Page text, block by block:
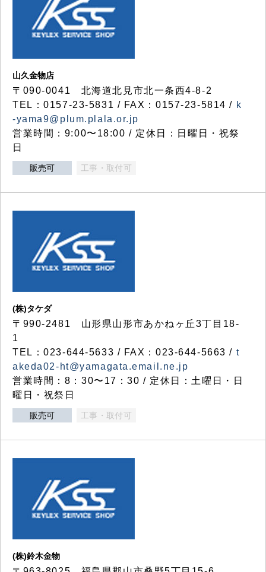
山久金物店
〒090-0041 北海道北見市北一条西4-8-2
TEL：0157-23-5831 / FAX：0157-23-5814 / k
-yama9@plum.plala.or.jp
営業時間：9:00〜18:00 / 定休日：日曜日・祝祭
日
販売可 工事・取付可
(株)タケダ
〒990-2481 山形県山形市あかねヶ丘3丁目18-
1
TEL：023-644-5633 / FAX：023-644-5663 / t
akeda02-ht@yamagata.email.ne.jp
営業時間：8：30〜17：30 / 定休日：土曜日・日
曜日・祝祭日
販売可 工事・取付可
(株)鈴木金物